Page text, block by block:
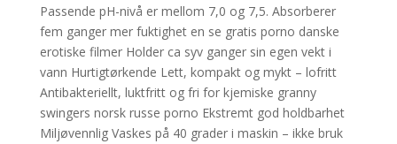
Passende pH-nivå er mellom 7,0 og 7,5. Absorberer
fem ganger mer fuktighet en se gratis porno danske
erotiske filmer Holder ca syv ganger sin egen vekt i
vann Hurtigtørkende Lett, kompakt og mykt – lofritt
Antibakteriellt, luktfritt og fri for kjemiske granny
swingers norsk russe porno Ekstremt god holdbarhet
Miljøvennlig Vaskes på 40 grader i maskin – ikke bruk